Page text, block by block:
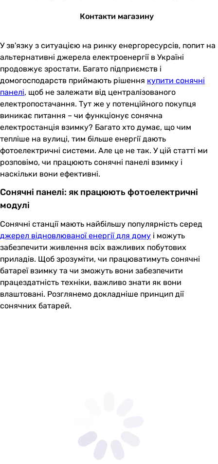
Контакти магазину
У зв'язку з ситуацією на ринку енергоресурсів, попит на
альтернативні джерела електроенергії в Україні
продовжує зростати. Багато підприємств і
домогосподарств приймають рішення купити сонячні
панелі, щоб не залежати від централізованого
електропостачання. Тут же у потенційного покупця
виникає питання – чи функціонує сонячна
електростанція взимку? Багато хто думає, що чим
тепліше на вулиці, тим більше енергії дають
фотоелектричні системи. Але це не так. У цій статті ми
розповімо, чи працюють сонячні панелі взимку і
наскільки вони ефективні.
Сонячні панелі: як працюють фотоелектричні
модулі
Сонячні станції мають найбільшу популярність серед
джерел відновлюваної енергії для дому і можуть
забезпечити живлення всіх важливих побутових
приладів. Щоб зрозуміти, чи працюватимуть сонячні
батареї взимку та чи зможуть вони забезпечити
працездатність техніки, важливо знати як вони
влаштовані. Розглянемо докладніше принцип дії
сонячних батарей.